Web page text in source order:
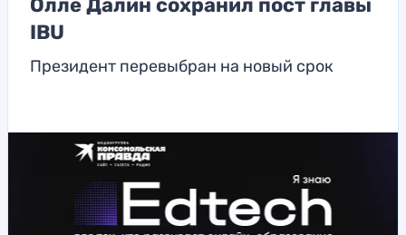
Олле Далин сохранил пост главы
IBU
Президент перевыбран на новый срок